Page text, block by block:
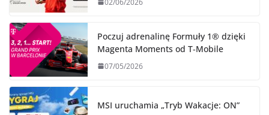
Poczuj adrenalinę Formuły 1® dzięki
Magenta Moments od T‑Mobile
07/05/2026
MSI uruchamia „Tryb Wakacje: ON”